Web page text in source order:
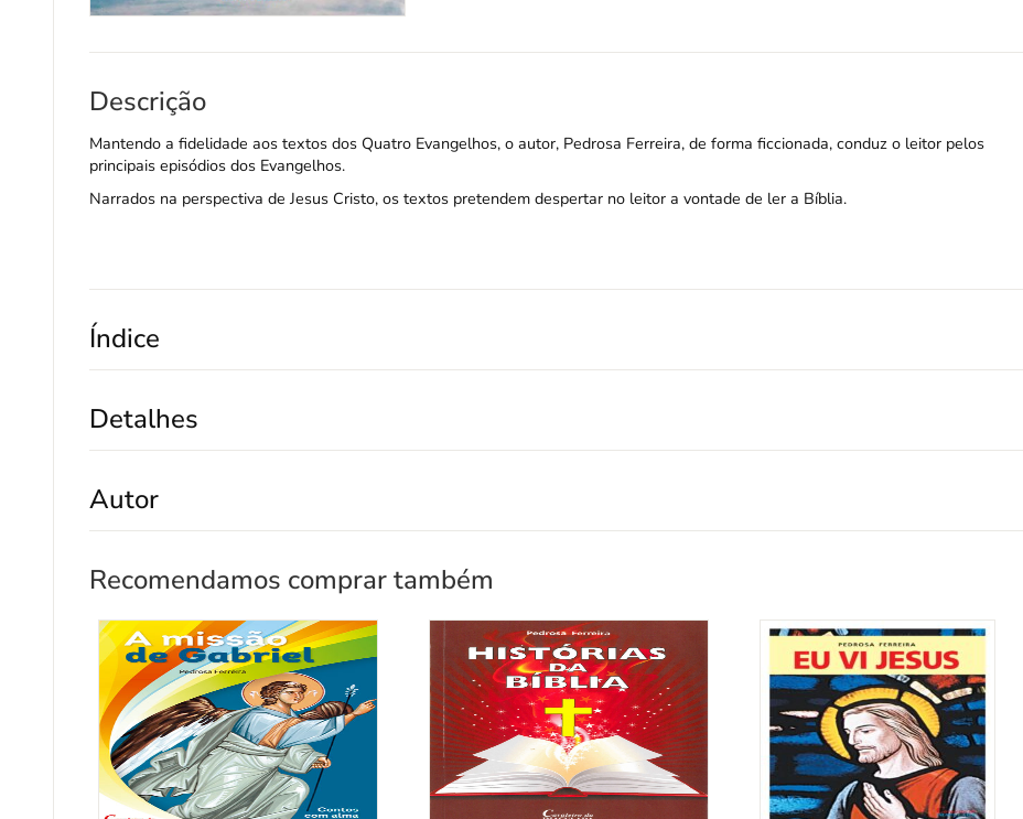
Descrição
Mantendo a fidelidade aos textos dos Quatro Evangelhos, o autor, Pedrosa Ferreira, de forma ficcionada, conduz o leitor pelos
principais episódios dos Evangelhos.
Narrados na perspectiva de Jesus Cristo, os textos pretendem despertar no leitor a vontade de ler a Bíblia.
Índice
Detalhes
Autor
Recomendamos comprar também